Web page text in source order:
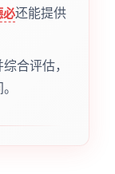
必还能提供
合评估，